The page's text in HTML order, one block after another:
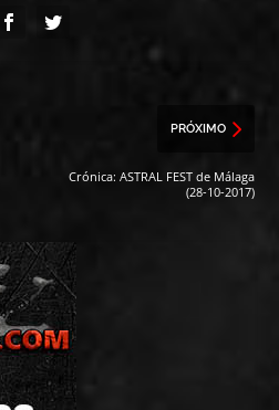
PRÓXIMO
Crónica: ASTRAL FEST de Málaga
(28-10-2017)